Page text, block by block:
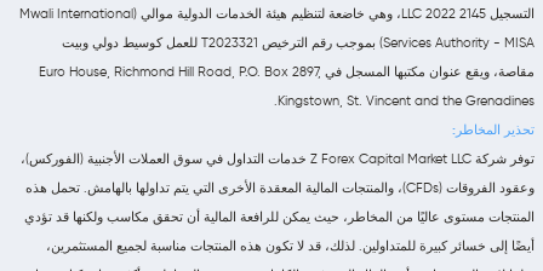
التسجيل 2145 LLC 2022، وهي خاضعة لتنظيم هيئة الخدمات الدولية موالي (Mwali International
Services Authority - MISA) بموجب رقم الترخيص T2023321 للعمل كوسيط دولي وبيت
مقاصة، ويقع عنوان مكتبها المسجل في Euro House, Richmond Hill Road, P.O. Box 2897,
Kingstown, St. Vincent and the Grenadines.
تحذير المخاطر:
توفر شركة Z Forex Capital Market LLC خدمات التداول في سوق العملات الأجنبية (الفوركس)،
وعقود الفروقات (CFDs)، والمنتجات المالية المعقدة الأخرى التي يتم تداولها بالهامش. تحمل هذه
المنتجات مستوى عاليًا من المخاطر، حيث يمكن للرافعة المالية أن تحقق مكاسب ولكنها قد تؤدي
أيضًا إلى خسائر كبيرة للمتداولين. لذلك، قد لا تكون هذه المنتجات مناسبة لجميع المستثمرين،